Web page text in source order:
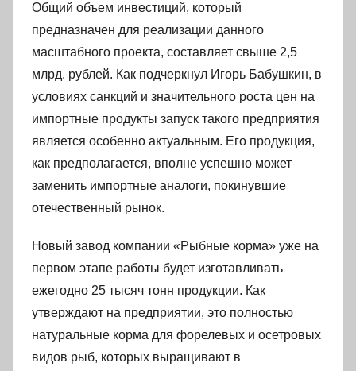
Общий объем инвестиций, который
предназначен для реализации данного
масштабного проекта, составляет свыше 2,5
млрд. рублей. Как подчеркнул Игорь Бабушкин, в
условиях санкций и значительного роста цен на
импортные продукты запуск такого предприятия
является особенно актуальным. Его продукция,
как предполагается, вполне успешно может
заменить импортные аналоги, покинувшие
отечественный рынок.
Новый завод компании «Рыбные корма» уже на
первом этапе работы будет изготавливать
ежегодно 25 тысяч тонн продукции. Как
утверждают на предприятии, это полностью
натуральные корма для форелевых и осетровых
видов рыб, которых выращивают в